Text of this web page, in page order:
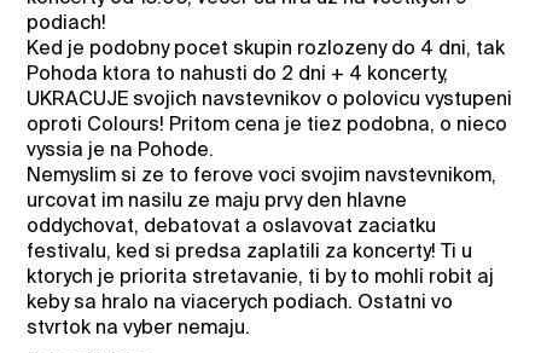
podiach!
Ked je podobny pocet skupin rozlozeny do 4 dni, tak
Pohoda ktora to nahusti do 2 dni + 4 koncerty,
UKRACUJE svojich navstevnikov o polovicu vystupeni
oproti Colours! Pritom cena je tiez podobna, o nieco
vyssia je na Pohode.
Nemyslim si ze to ferove voci svojim navstevnikom,
urcovat im nasilu ze maju prvy den hlavne
oddychovat, debatovat a oslavovat zaciatku
festivalu, ked si predsa zaplatili za koncerty! Ti u
ktorych je priorita stretavanie, ti by to mohli robit aj
keby sa hralo na viacerych podiach. Ostatni vo
stvrtok na vyber nemaju.